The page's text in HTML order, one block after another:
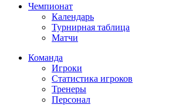
Чемпионат
Календарь
Турнирная таблица
Матчи
Команда
Игроки
Статистика игроков
Тренеры
Персонал